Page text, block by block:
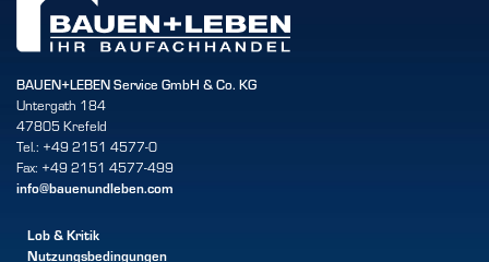
BAUEN+LEBEN Service GmbH & Co. KG
Untergath 184
47805 Krefeld
Tel.: +49 2151 4577-0
Fax: +49 2151 4577-499
info@bauenundleben.com
Lob & Kritik
Nutzungsbedingungen